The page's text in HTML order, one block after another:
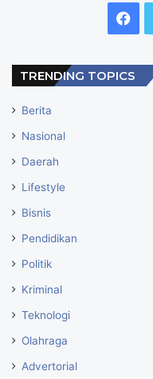
TRENDING TOPICS
Berita
Nasional
Daerah
Lifestyle
Bisnis
Pendidikan
Politik
Kriminal
Teknologi
Olahraga
Advertorial